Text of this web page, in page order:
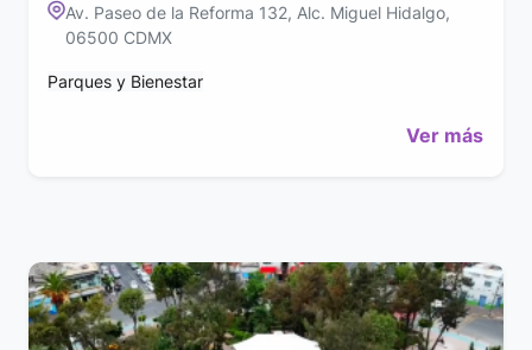
Av. Paseo de la Reforma 132, Alc. Miguel Hidalgo,
06500 CDMX
Parques y Bienestar
Ver más